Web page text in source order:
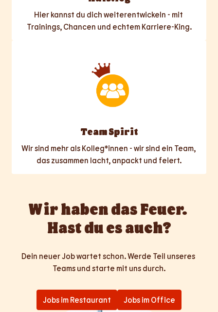
Hier kannst du dich weiterentwickeln - mit
Trainings, Chancen und echtem Karriere-King.
Team Spirit
Wir sind mehr als Kolleg*innen - wir sind ein Team,
das zusammen lacht, anpackt und feiert.
Wir haben das Feuer.
Hast du es auch?
Dein neuer Job wartet schon. Werde Teil unseres
Teams und starte mit uns durch.
Jobs im Restaurant Jobs im Office